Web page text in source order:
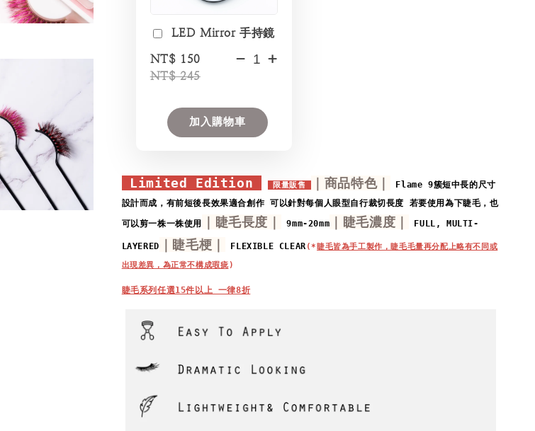
LED Mirror 手持鏡
NT$ 150
NT$ 245
- +
加入購物車
Limited Edition 限量販售 ｜商品特色｜
Flame 9簇短中長的尺寸
設計而成， 有前短後長效果適合創作 可以針對每個人眼型自行裁切長度 若要使用為下睫毛，也
可以剪一株一株使用 ｜睫毛長度｜ 9mm-20mm ｜睫毛濃度｜ FULL, MULTI-
LAYERED ｜睫毛梗｜ FLEXIBLE CLEAR (*睫毛皆為手工製作，睫毛毛量再分配上略有不同或
出現差異，為正常不構成瑕疵 )
睫毛系列任選15件以上 一律8折